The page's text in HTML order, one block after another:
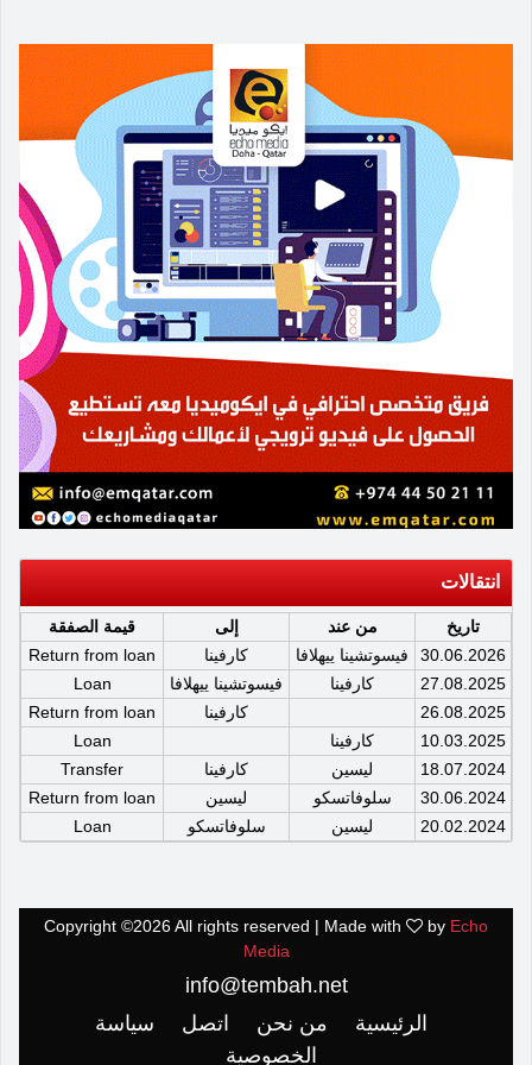
انتقالات
تاريخ من عند إلى
قيمة الصفقة
30.06.2026
فيسوتشينا ييهلافا كارفينا
Return from loan
27.08.2025
كارفينا فيسوتشينا ييهلافا
Loan
26.08.2025
كارفينا
Return from loan
10.03.2025
كارفينا
Loan
18.07.2024
ليسين كارفينا
Transfer
30.06.2024
سلوفاتسكو ليسين
Return from loan
20.02.2024
ليسين سلوفاتسكو Loan
Copyright ©2026 All rights reserved | Made with by Echo
Media
info@tembah.net
الرئيسية
من نحن اتصل
سياسة
الخصوصية